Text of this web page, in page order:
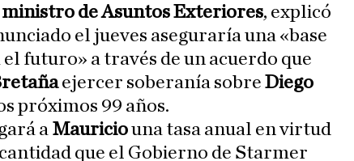
ministro de Asuntos Exteriores, explicó
el jueves aseguraría una «base
futuro» a través de un acuerdo que
ejercer soberanía sobre Diego
próximos 99 años.
a Mauriciouna tasa anual en virtud
que el Gobierno de Starmer